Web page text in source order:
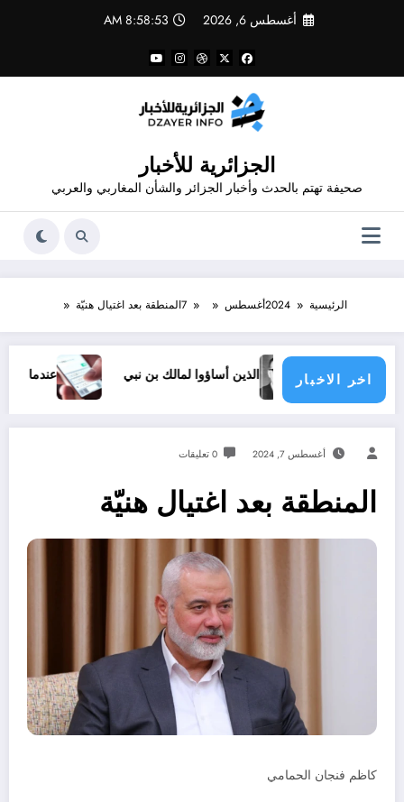
أغسطس 6, 2026 8:58:53 AM
الجزائرية للأخبار
صحيفة تهتم بالحدث وأخبار الجزائر والشأن المغاربي والعربي
الرئيسية 2024أغسطس 7المنطقة بعد اغتيال هنيّة
اخر الاخبارالذين أساؤوا لمالك بن نبي عندما ترسل رسالة
أغسطس 7, 2024 0 تعليقات
المنطقة بعد اغتيال هنيّة
كاظم فنجان الحمامي